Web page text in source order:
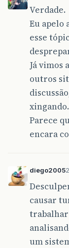
Verdade.
Eu apelo
esse
Já vimos
outros
xingando.
Parece
encara
diego2005
causar
trabalhar
um